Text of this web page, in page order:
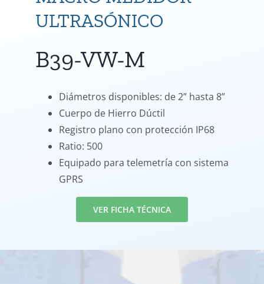
ULTRASÓNICO
B39-VW-M
Diámetros disponibles: de 2” hasta 8”
Cuerpo de Hierro Dúctil
Registro plano con protección IP68
Ratio: 500
Equipado para telemetría con sistema
GPRS
VER FICHA TÉCNICA